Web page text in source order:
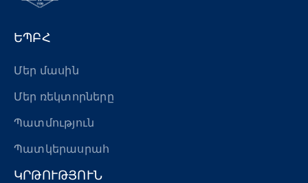
ԵՊԲՀ
Մեր մասին
Մեր ռեկտորները
Պատմություն
Պատկերասրահ
ԿՐԹՈՒԹՅՈՒՆ